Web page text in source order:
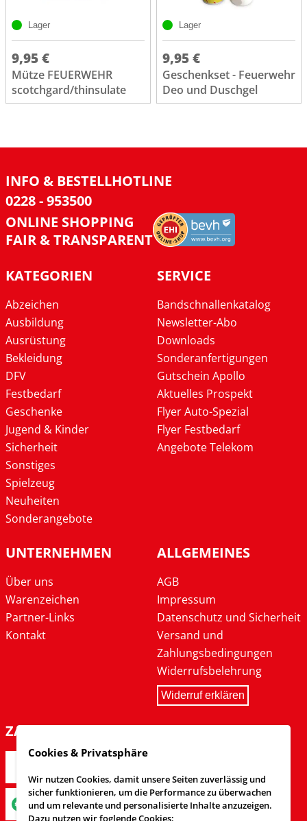
Lager
9,95 €
Mütze FEUERWEHR
scotchgard/thinsulate
Lager
9,95 €
Geschenkset - Feuerwehr
Deo und Duschgel
INFO & BESTELLHOTLINE
0228 - 953500
ONLINE SHOPPING
FAIR & TRANSPARENT
KATEGORIEN
Abzeichen
Ausbildung
Ausrüstung
Bekleidung
DFV
Festbedarf
Geschenke
Jugend & Kinder
Sicherheit
Sonstiges
Spielzeug
Neuheiten
Sonderangebote
SERVICE
Bandschnallenkatalog
Newsletter-Abo
Downloads
Sonderanfertigungen
Gutschein Apollo
Aktuelles Prospekt
Flyer Auto-Spezial
Flyer Festbedarf
Angebote Telekom
UNTERNEHMEN
Über uns
Warenzeichen
Partner-Links
Kontakt
ALLGEMEINES
AGB
Impressum
Datenschutz und Sicherheit
Versand und
Zahlungsbedingungen
Widerrufsbelehrung
Widerruf erklären
ZAHLARTEN
Cookies & Privatsphäre
Wir nutzen Cookies, damit unsere Seiten zuverlässig und
sicher funktionieren, um die Performance zu überwachen
und um relevante und personalisierte Inhalte anzuzeigen.
Dazu nutzen wir foglende Cookies: